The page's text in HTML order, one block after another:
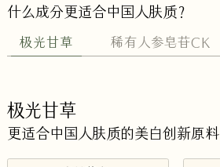
什么成分更适合中国人肤质？
极光甘草 稀有人参皂苷CK
极光甘草
更适合中国人肤质的美白创新原料